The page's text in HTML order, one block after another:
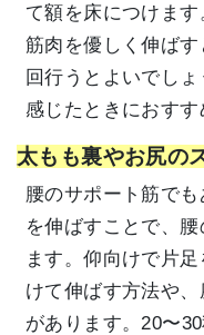
て額を床につけま
筋肉を優しく伸ば
回行うとよいでし
感じたときにおすす
太もも裏やお尻の
腰のサポート筋で
を伸ばすことで、
ます。仰向けで片
けて伸ばす方法や
があります。20〜